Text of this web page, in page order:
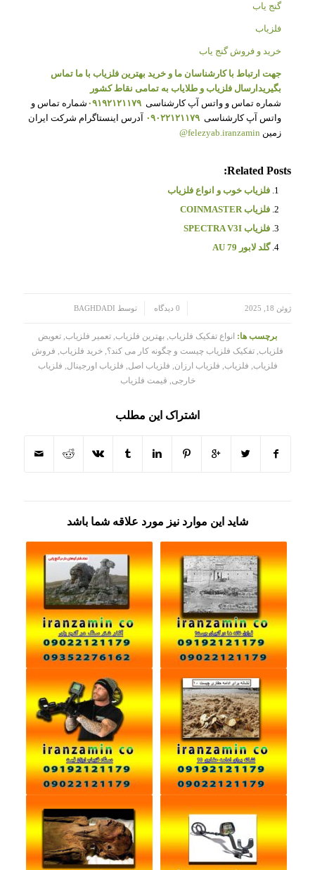
گنج یاب
فلزیاب
خرید و فروش گنج یاب
جهت ارتباط با کارشناسان ما و خرید بهترین فلزیاب با ما تماس
بگیریدارسال فلزیاب و طلایاب به تمامی نقاط کشور
شماره تماس و واتس آپ کارشناسی ۰۹۱۹۲۱۲۱۱۷۹ شماره تماس و
واتس آپ کارشناسی ۰۹۰۲۲۱۲۱۱۷۹ آدرس اینستاگرام شرکت ایران
زمین felezyab.iranzamin@
Related Posts:
فلزیاب خوب و انواع فلزیاب
فلزیاب COINMASTER
فلزیاب SPECTRA V3I
گلد لابور AU 79
ژوئن 18, 2025 0 دیدگاه توسط BAGHDADI
برچسب ها: انواع تفکیک فلزیاب, بهترین فلزیاب, تعمیر فلزیاب, تعویض
فلزیاب, تفکیک فلزیاب چیست و چگونه کار می کند؟, خرید فلزیاب, فروش
فلزیاب, فلزیاب, فلزیاب ارزان, فلزیاب اصل, فلزیاب اورجینال, فلزیاب
خارجی, قیمت فلزیاب
اشتراک این مطلب
شاید این موارد نیز مورد علاقه شما باشد